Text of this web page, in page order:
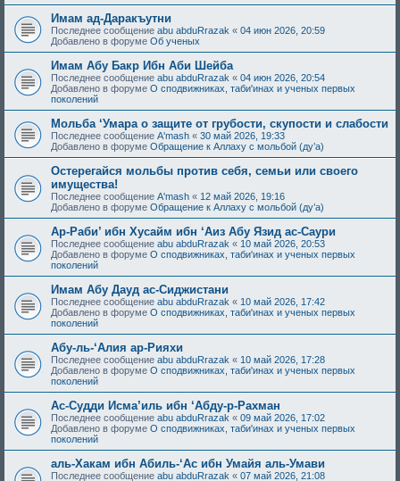
Имам ад-Даракъутни
Последнее сообщение abu abduRrazak « 04 июн 2026, 20:59
Добавлено в форуме Об ученых
Имам Абу Бакр Ибн Аби Шейба
Последнее сообщение abu abduRrazak « 04 июн 2026, 20:54
Добавлено в форуме О сподвижниках, таби'инах и ученых первых
поколений
Мольба ‘Умара о защите от грубости, скупости и слабости
Последнее сообщение A'mash « 30 май 2026, 19:33
Добавлено в форуме Обращение к Аллаху с мольбой (ду’а)
Остерегайся мольбы против себя, семьи или своего
имущества!
Последнее сообщение A'mash « 12 май 2026, 19:16
Добавлено в форуме Обращение к Аллаху с мольбой (ду’а)
Ар-Раби’ ибн Хусайм ибн ‘Аиз Абу Язид ас-Саури
Последнее сообщение abu abduRrazak « 10 май 2026, 20:53
Добавлено в форуме О сподвижниках, таби'инах и ученых первых
поколений
Имам Абу Дауд ас-Сиджистани
Последнее сообщение abu abduRrazak « 10 май 2026, 17:42
Добавлено в форуме О сподвижниках, таби'инах и ученых первых
поколений
Абу-ль-‘Алия ар-Рияхи
Последнее сообщение abu abduRrazak « 10 май 2026, 17:28
Добавлено в форуме О сподвижниках, таби'инах и ученых первых
поколений
Ас-Судди Исма’иль ибн ‘Абду-р-Рахман
Последнее сообщение abu abduRrazak « 09 май 2026, 17:02
Добавлено в форуме О сподвижниках, таби'инах и ученых первых
поколений
аль-Хакам ибн Абиль-‘Ас ибн Умайя аль-Умави
Последнее сообщение abu abduRrazak « 07 май 2026, 21:08